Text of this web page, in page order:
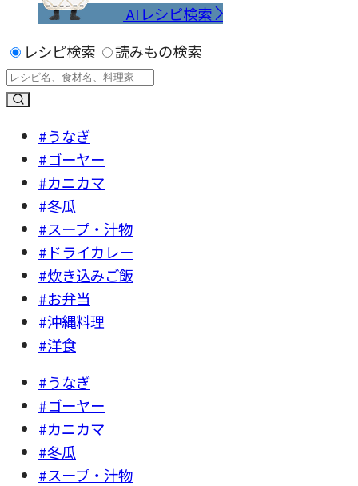
AIレシピ検索
レシピ検索
読みもの検索
#うなぎ
#ゴーヤー
#カニカマ
#冬瓜
#スープ・汁物
#ドライカレー
#炊き込みご飯
#お弁当
#沖縄料理
#洋食
#うなぎ
#ゴーヤー
#カニカマ
#冬瓜
#スープ・汁物